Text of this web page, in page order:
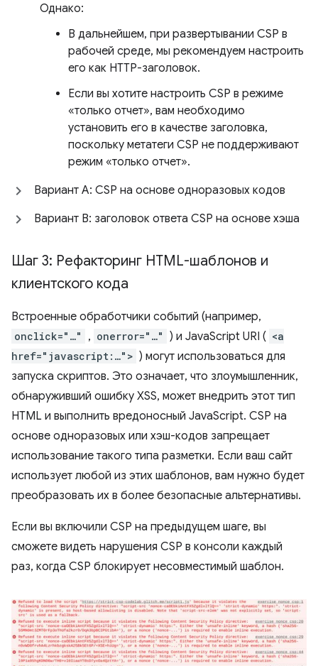
Однако:
В дальнейшем, при развертывании CSP в
рабочей среде, мы рекомендуем настроить
его как HTTP-заголовок.
Если вы хотите настроить CSP в режиме
«только отчет», вам необходимо
установить его в качестве заголовка,
поскольку метатеги CSP не поддерживают
режим «только отчет».
Вариант A: CSP на основе одноразовых кодов
Вариант B: заголовок ответа CSP на основе хэша
Шаг 3: Рефакторинг HTML-шаблонов и
клиентского кода
Встроенные обработчики событий (например,
onclick="…" , onerror="…" ) и JavaScript URI ( <a
href="javascript:…"> ) могут использоваться для
запуска скриптов. Это означает, что злоумышленник,
обнаруживший ошибку XSS, может внедрить этот тип
HTML и выполнить вредоносный JavaScript. CSP на
основе одноразовых или хэш-кодов запрещает
использование такого типа разметки. Если ваш сайт
использует любой из этих шаблонов, вам нужно будет
преобразовать их в более безопасные альтернативы.
Если вы включили CSP на предыдущем шаге, вы
сможете видеть нарушения CSP в консоли каждый
раз, когда CSP блокирует несовместимый шаблон.